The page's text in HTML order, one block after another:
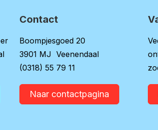
Contact
Boompjesgoed 20
3901 MJ Veenendaal
(0318) 55 79 11
Naar contactpagina